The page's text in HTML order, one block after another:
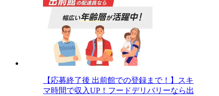
【応募終了後 出前館での登録まで！】スキ
マ時間で収入UP！フードデリバリーなら出